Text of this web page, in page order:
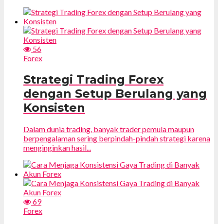
56
Forex
Strategi Trading Forex
dengan Setup Berulang yang
Konsisten
Dalam dunia trading, banyak trader pemula maupun
berpengalaman sering berpindah-pindah strategi karena
menginginkan hasil...
69
Forex